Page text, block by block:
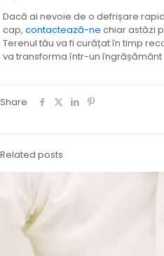
Dacă ai nevoie de o defrișare
cap,contactează-ne chiar astăzi
Terenul tău va fi curățat în timp
va transforma într-un
Share
Related posts